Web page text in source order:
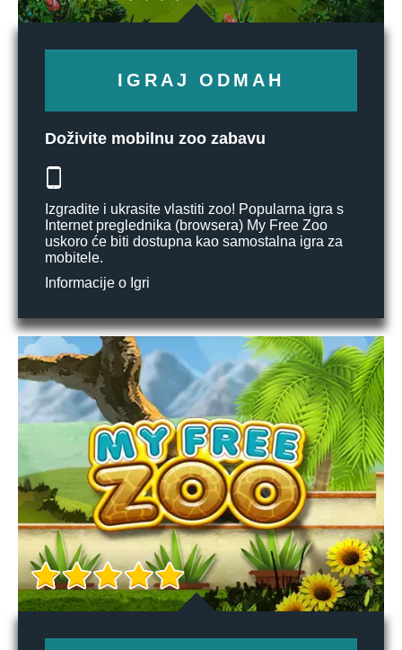
IGRAJ ODMAH
Doživite mobilnu zoo zabavu
Izgradite i ukrasite vlastiti zoo! Popularna igra s
Internet preglednika (browsera) My Free Zoo
uskoro će biti dostupna kao samostalna igra za
mobitele.
Informacije o Igri